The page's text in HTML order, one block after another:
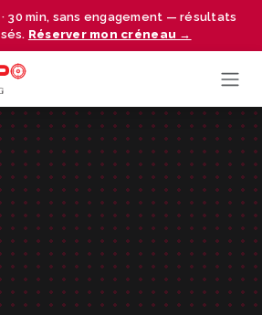
30 min, sans engagement — résultats
Réserver mon créneau →